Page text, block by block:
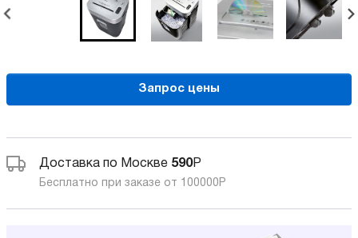
Запрос цены
Доставка по Москве 590Р
Бесплатно при заказе от 100000 Р